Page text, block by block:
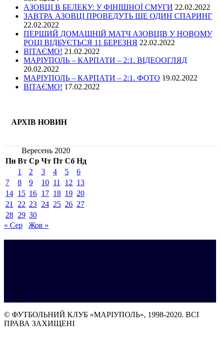
АЗОВЦІ В БЕЛЕКУ: У ФІНІШНОЇ СМУГИ 22.02.2022
ЗАВТРА АЗОВЦІ ПРОВЕДУТЬ ЩЕ ОДИН СПАРИНГ
22.02.2022
ПЕРШИЙ ДОМАШНІЙ МАТЧ АЗОВЦІВ У НОВОМУ
РОЦІ ВІДБУЄТЬСЯ 11 БЕРЕЗНЯ 22.02.2022
ВІТАЄМО! 21.02.2022
МАРІУПОЛЬ – КАРПАТИ – 2:1. ВІДЕООГЛЯД
20.02.2022
МАРІУПОЛЬ – КАРПАТИ – 2:1. ФОТО 19.02.2022
ВІТАЄМО! 17.02.2022
АРХІВ НОВИН
Вересень 2020
Пн Вт Ср Чт Пт Сб Нд
1
2 3 4 5
6
7
8 9 10 11 12 13
14 15 16 17 18 19 20
21
22 23 24 25 26 27
28 29 30
« Сер
Жов »
© ФУТБОЛЬНИЙ КЛУБ «МАРІУПОЛЬ», 1998-2020. ВСІ
ПРАВА ЗАХИЩЕНІ